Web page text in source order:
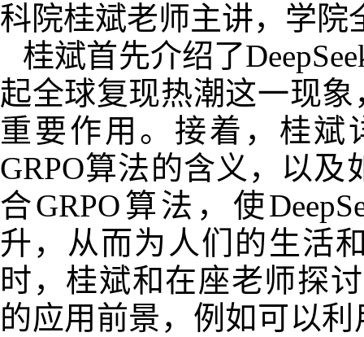
科院桂斌老师主讲，学院
桂斌首先介绍了
起全球复现热潮这一现象
重要作用。接着，桂斌
GRPO算法的含义，以及
合GRPO算法，使
升，从而为人们的生活
时，桂斌和在座老师探
的应用前景，例如可以